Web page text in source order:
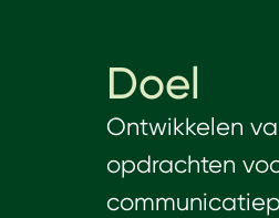
Doel
Ontwikkelen
opdrachten